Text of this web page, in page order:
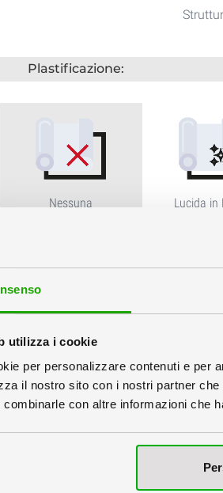
utilizza i cookie
per personalizzare contenuti e per
il nostro sito con i nostri partner
combinarle con altre informazioni che
Plastificazione:
Nessuna Lucida in
Imballo:
Inscatolati singolarmente